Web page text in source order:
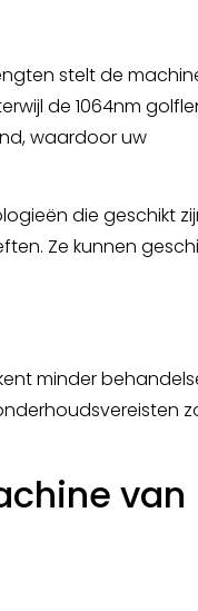
stelt de
de 1064nm
waardoor uw
die geschikt
Ze kunnen
minder
van